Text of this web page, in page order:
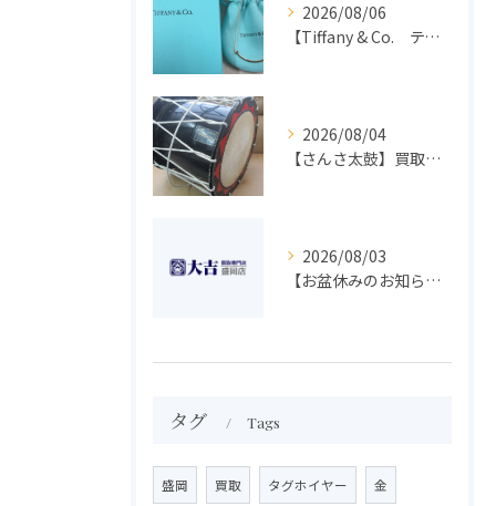
2026/08/06
【Tiffany & Co. ティファニー】買取 大吉盛岡店 アクセサリー買取しました！！
2026/08/04
【さんさ太鼓】買取 大吉盛岡店 楽器 買取します！！
2026/08/03
【お盆休みのお知らせ】買取専門 大吉 盛岡店
タグ Tags
盛岡 買取 タグホイヤー 金